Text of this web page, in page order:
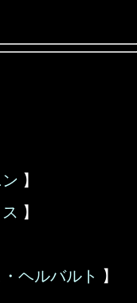
】
】
ヘルバルト 】